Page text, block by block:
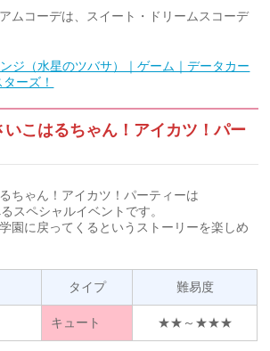
ムコーデは、スイート・ドリームスコーデ
ジ（水星のツバサ）｜ゲーム｜データカー
ーズ！
いこはるちゃん！アイカツ！パー
ちゃん！アイカツ！パーティーは
スペシャルイベントです。
園に戻ってくるというストーリーを楽しめ
タイプ 難易度
キュート ★★～★★★